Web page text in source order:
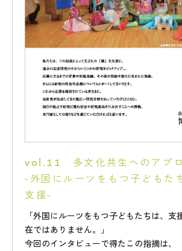
vol.11 多文化共生へのアプ
-外国にルーツをもつ子どもた
支援-
「外国にルーツをもつ子どもたちは、支
在ではありません。」
今回のインタビューで得たこの指摘は、